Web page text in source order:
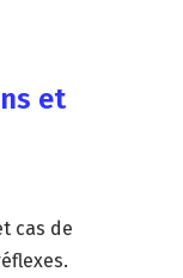
et
cas de